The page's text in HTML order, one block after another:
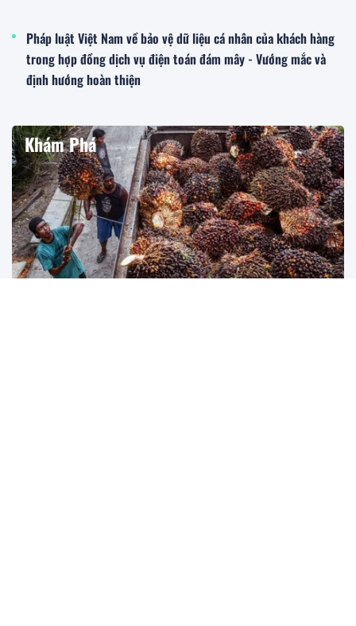
Pháp luật Việt Nam về bảo vệ dữ liệu cá nhân của khách hàng
trong hợp đồng dịch vụ điện toán đám mây - Vướng mắc và
định hướng hoàn thiện
Khám Phá